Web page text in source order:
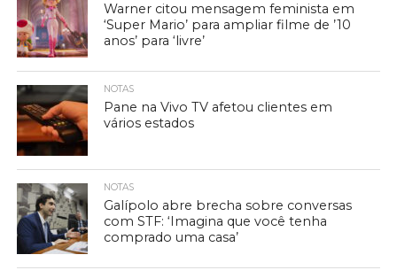
Warner citou mensagem feminista em
‘Super Mario’ para ampliar filme de ’10
anos’ para ‘livre’
NOTAS
Pane na Vivo TV afetou clientes em
vários estados
NOTAS
Galípolo abre brecha sobre conversas
com STF: ‘Imagina que você tenha
comprado uma casa’